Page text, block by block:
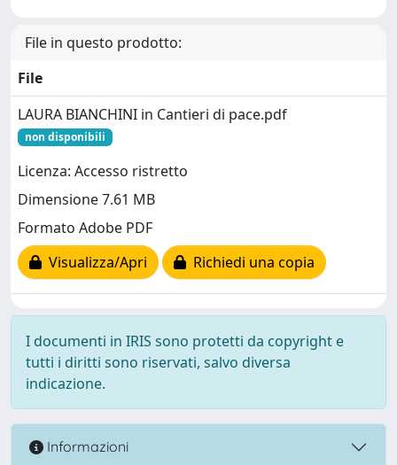
File in questo prodotto:
File
LAURA BIANCHINI in Cantieri di pace.pdf
non disponibili
Licenza: Accesso ristretto
Dimensione 7.61 MB
Formato Adobe PDF
Visualizza/Apri
Richiedi una copia
I documenti in IRIS sono protetti da copyright e
tutti i diritti sono riservati, salvo diversa
indicazione.
Informazioni